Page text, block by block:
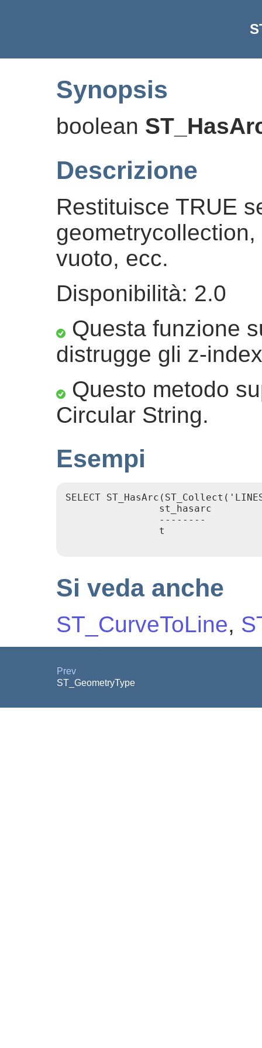
Synopsis
boolean
Descrizione
Restituisce TRUE
vuoto, ecc.
Disponibilità: 2.0
Questa funzione
distrugge gli z-
Questo metodo
Circular String.
Esempi
SELECT
                st_hasarc
                --------
                t
Si veda anche
ST_CurveToLine,
Prev
ST_GeometryType